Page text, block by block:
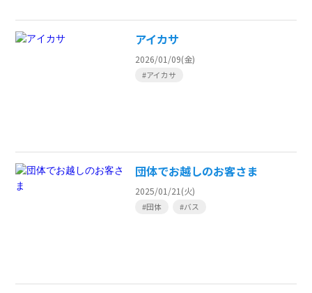
アイカサ
2026/01/09(金)
#アイカサ
団体でお越しのお客さま
2025/01/21(火)
#団体 #バス